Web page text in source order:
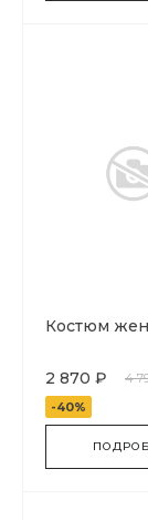
Костюм
2 870 ₽
4
-40%